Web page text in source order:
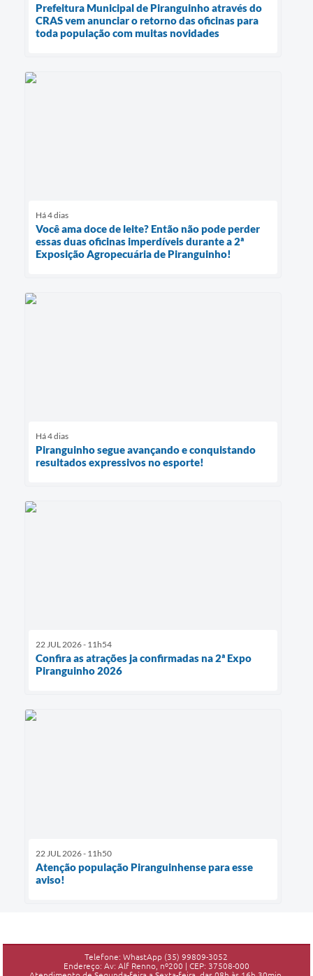
Prefeitura Municipal de Piranguinho através do
CRAS vem anunciar o retorno das oficinas para
toda população com muitas novidades
Há 4 dias
Você ama doce de leite? Então não pode perder
essas duas oficinas imperdíveis durante a 2ª
Exposição Agropecuária de Piranguinho!
Há 4 dias
Piranguinho segue avançando e conquistando
resultados expressivos no esporte!
22 JUL 2026 - 11h54
Confira as atrações ja confirmadas na 2ª Expo
Piranguinho 2026
22 JUL 2026 - 11h50
Atenção população Piranguinhense para esse
aviso!
Telefone: WhastApp (35) 99809-3052
Endereço: Av: Alf Renno, nº200 | CEP: 37508-000